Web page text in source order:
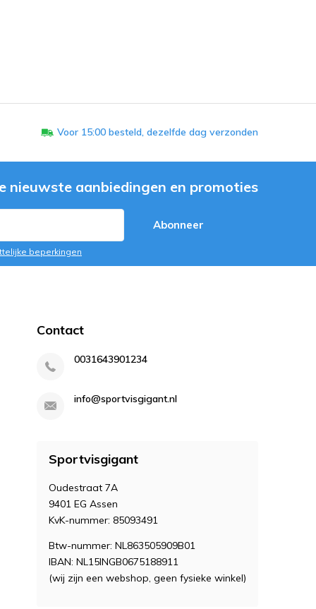
Voor 15:00 besteld, dezelfde dag verzonden
nieuwste aanbiedingen en promoties
Abonneer
beperkingen
Contact
0031643901234
info@sportvisgigant.nl
Sportvisgigant
Oudestraat 7A
9401 EG Assen
KvK-nummer: 85093491
Btw-nummer: NL863505909B01
IBAN: NL15INGB0675188911
(wij zijn een webshop, geen fysieke winkel)